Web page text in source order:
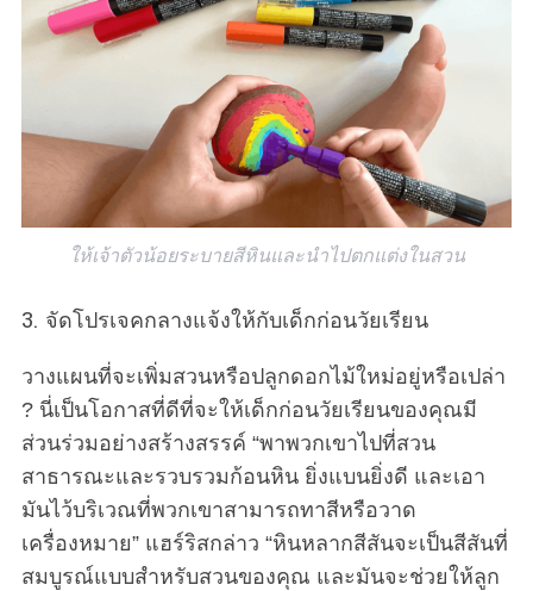
ให้เจ้าตัวน้อยระบายสีหินและนำไปตกแต่งในสวน
3. จัดโปรเจคกลางแจ้งให้กับเด็กก่อนวัยเรียน
วางแผนที่จะเพิ่มสวนหรือปลูกดอกไม้ใหม่อยู่หรือเปล่า
? นี่เป็นโอกาสที่ดีที่จะให้เด็กก่อนวัยเรียนของคุณมี
ส่วนร่วมอย่างสร้างสรรค์ “พาพวกเขาไปที่สวน
สาธารณะและรวบรวมก้อนหิน ยิ่งแบนยิ่งดี และเอา
มันไว้บริเวณที่พวกเขาสามารถทาสีหรือวาด
เครื่องหมาย” แฮร์ริสกล่าว “หินหลากสีสันจะเป็นสีสันที่
สมบูรณ์แบบสำหรับสวนของคุณ และมันจะช่วยให้ลูก